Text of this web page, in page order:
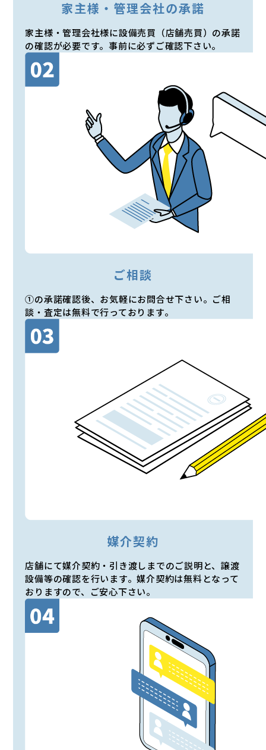
家主様・管理会社の承諾
家主様・管理会社様に設備売買（店舗売買）の承諾
の確認が必要です。事前に必ずご確認下さい。
ご相談
①の承諾確認後、お気軽にお問合せ下さい。ご相
談・査定は無料で行っております。
媒介契約
店舗にて媒介契約・引き渡しまでのご説明と、譲渡
設備等の確認を行います。媒介契約は無料となって
おりますので、ご安心下さい。